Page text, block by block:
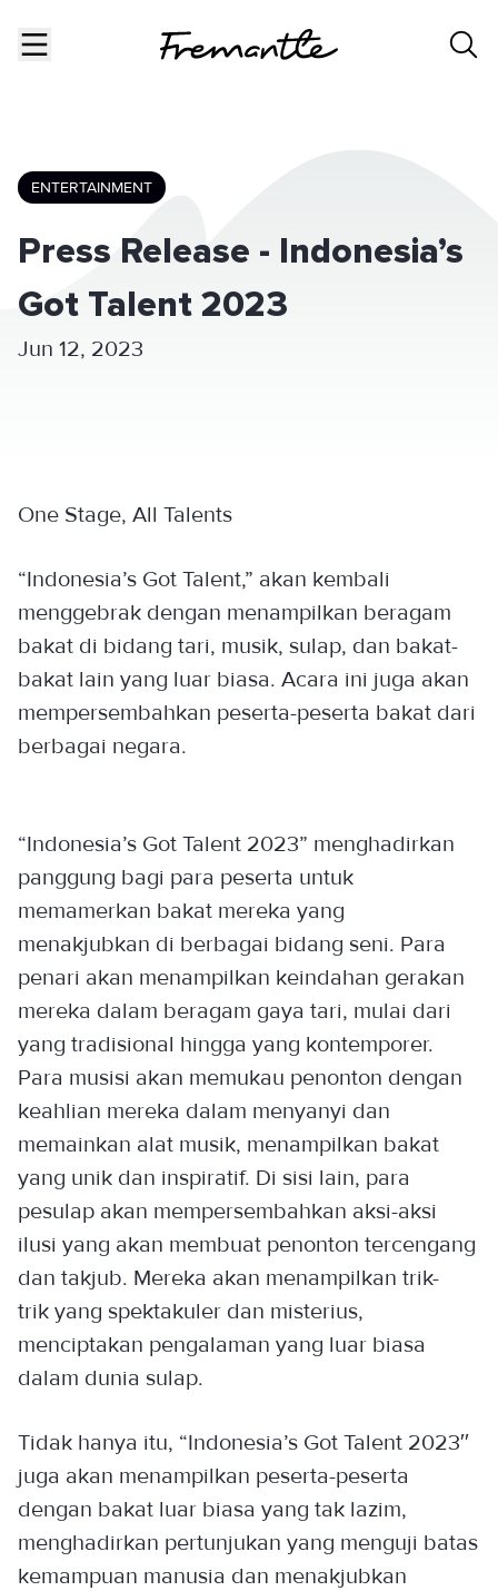
ENTERTAINMENT
Press Release - Indonesia’s
Got Talent 2023
Jun 12, 2023
One Stage, All Talents
“Indonesia’s Got Talent,” akan kembali
menggebrak dengan menampilkan beragam
bakat di bidang tari, musik, sulap, dan bakat-
bakat lain yang luar biasa. Acara ini juga akan
mempersembahkan peserta-peserta bakat dari
berbagai negara.
“Indonesia’s Got Talent 2023” menghadirkan
panggung bagi para peserta untuk
memamerkan bakat mereka yang
menakjubkan di berbagai bidang seni. Para
penari akan menampilkan keindahan gerakan
mereka dalam beragam gaya tari, mulai dari
yang tradisional hingga yang kontemporer.
Para musisi akan memukau penonton dengan
keahlian mereka dalam menyanyi dan
memainkan alat musik, menampilkan bakat
yang unik dan inspiratif. Di sisi lain, para
pesulap akan mempersembahkan aksi-aksi
ilusi yang akan membuat penonton tercengang
dan takjub. Mereka akan menampilkan trik-
trik yang spektakuler dan misterius,
menciptakan pengalaman yang luar biasa
dalam dunia sulap.
Tidak hanya itu, “Indonesia’s Got Talent 2023′′
juga akan menampilkan peserta-peserta
dengan bakat luar biasa yang tak lazim,
menghadirkan pertunjukan yang menguji batas
kemampuan manusia dan menakjubkan